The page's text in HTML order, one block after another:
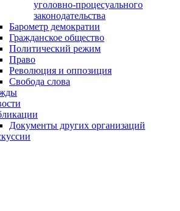
уголовно-процесуального
законодательства
Барометр демократии
Гражданское общество
Политический режим
Право
Революция и оппозиция
Свобода слова
Документы других организаций